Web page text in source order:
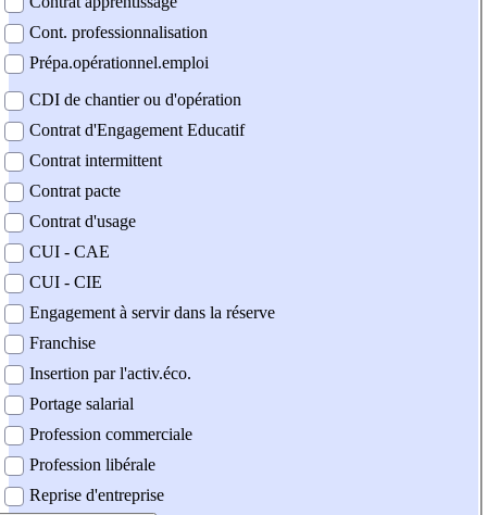
Cont. professionnalisation
Prépa.opérationnel.emploi
CDI de chantier ou d'opération
Contrat d'Engagement Educatif
Contrat intermittent
Contrat pacte
Contrat d'usage
CUI - CAE
CUI - CIE
Engagement à servir dans la réserve
Franchise
Insertion par l'activ.éco.
Portage salarial
Profession commerciale
Profession libérale
Reprise d'entreprise